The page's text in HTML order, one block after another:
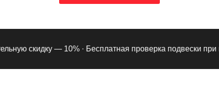
скидку — 10% ·Бесплатная проверка подвески при